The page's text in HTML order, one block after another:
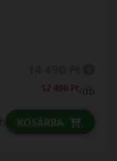
15 690 Ft/db
KOSÁRBA